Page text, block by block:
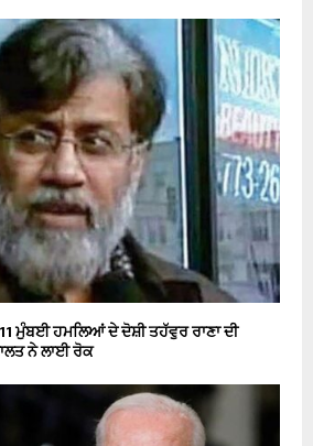
ਮੁੰਬਈ ਹਮਲਿਆਂ ਦੇ ਦੋਸ਼ੀ ਤਹੱਵੁਰ ਰਾਣਾ ਦੀ
ਨੇ ਲਾਈ ਰੋਕ